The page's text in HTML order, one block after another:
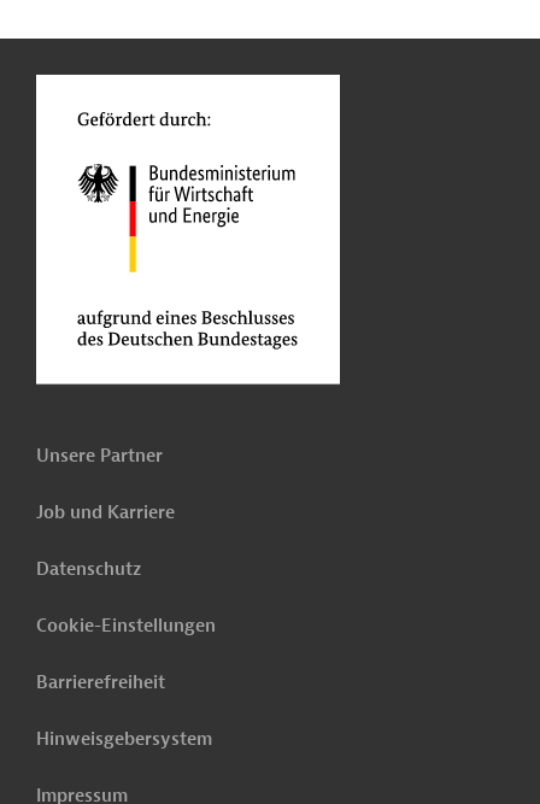
Unsere Partner
Job und Karriere
Datenschutz
Cookie-Einstellungen
Barrierefreiheit
Hinweisgebersystem
Impressum